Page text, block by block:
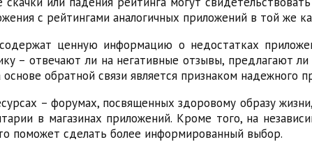
с рейтингами аналогичных приложений в той же
ценную информацию о недостатках
– отвечают ли на негативные отзывы, предлагают
обратной связи является признаком надежного
– форумах, посвященных здоровому образу
в магазинах приложений. Кроме того, на
поможет сделать более информированный выбор.